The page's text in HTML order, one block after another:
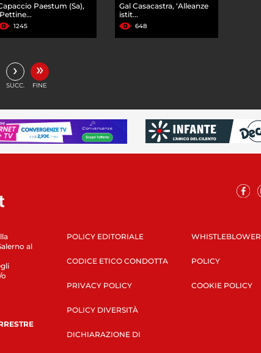
Paestum (Sa),
1245
Gal Casacastra, ‘Alleanze
istit...
648
›
SUCC.
»
FINE
al
POLICY EDITORIALE
CODICE ETICO CONDOTTA
PRIVACY POLICY
POLICY DIVERSITÀ
DICHIARAZIONE DI
WHISTLEBLOWER
POLICY
COOKIE POLICY